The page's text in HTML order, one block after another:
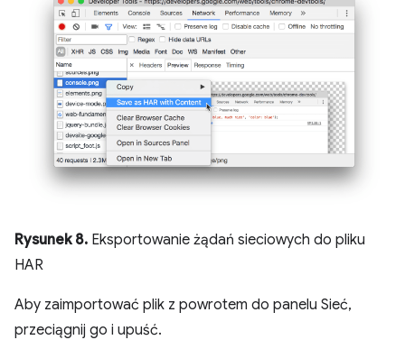
Rysunek 8. Eksportowanie żądań sieciowych do pliku
HAR
Aby zaimportować plik z powrotem do panelu Sieć,
przeciągnij go i upuść.